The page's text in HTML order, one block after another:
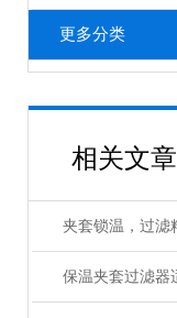
更多分类
相关文章